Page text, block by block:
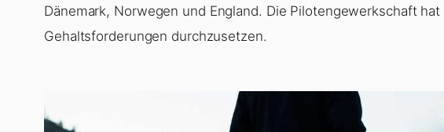
Dänemark, Norwegen und England. Die Pilotengewerkschaft
Gehaltsforderungen durchzusetzen.